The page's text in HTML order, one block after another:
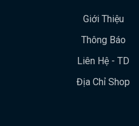
Giới Thiệu
Thông Báo
Liên Hệ - TD
Địa Chỉ Shop